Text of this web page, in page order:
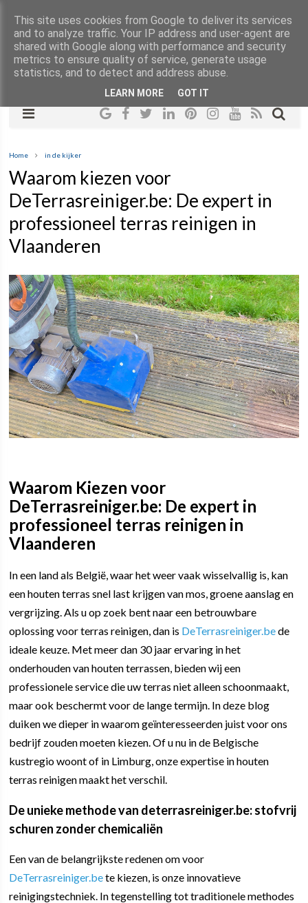
Home in de kijker
Waarom kiezen voor
DeTerrasreiniger.be: De expert in
professioneel terras reinigen in
Vlaanderen
Waarom Kiezen voor
DeTerrasreiniger.be: De expert in
professioneel terras reinigen in
Vlaanderen
In een land als België, waar het weer vaak wisselvallig is, kan
een houten terras snel last krijgen van mos, groene aanslag en
vergrijzing. Als u op zoek bent naar een betrouwbare
oplossing voor terras reinigen, dan is DeTerrasreiniger.bede
ideale keuze. Met meer dan 30 jaar ervaring in het
onderhouden van houten terrassen, bieden wij een
professionele service die uw terras niet alleen schoonmaakt,
maar ook beschermt voor de lange termijn. In deze blog
duiken we dieper in waarom geïnteresseerden juist voor ons
bedrijf zouden moeten kiezen. Of u nu in de Belgische
kustregio woont of in Limburg, onze expertise in houten
terras reinigen maakt het verschil.
De unieke methode van deterrasreiniger.be: stofvrij
schuren zonder chemicaliën
Een van de belangrijkste redenen om voor
DeTerrasreiniger.bete kiezen, is onze innovatieve
reinigingstechniek. In tegenstelling tot traditionele methodes
This site uses cookies from Google to deliver its services
and to analyze traffic. Your IP address and user-agent are
shared with Google along with performance and security
metrics to ensure quality of service, generate usage
statistics, and to detect and address abuse.
LEARN MORE GOT IT